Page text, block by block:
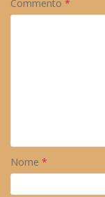
Commento *
Nome *